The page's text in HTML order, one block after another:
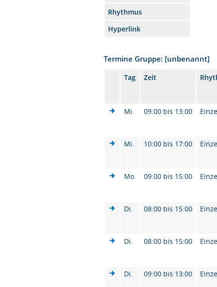
Rhythmus
Hyperlink
Termine Gruppe: [unbenannt]
Tag Zeit
Mi. 09:00 bis 13:00
Mi. 10:00 bis 17:00
Mo. 09:00 bis 15:00
Di. 08:00 bis 15:00
Di. 08:00 bis 15:00
Di. 09:00 bis 13:00